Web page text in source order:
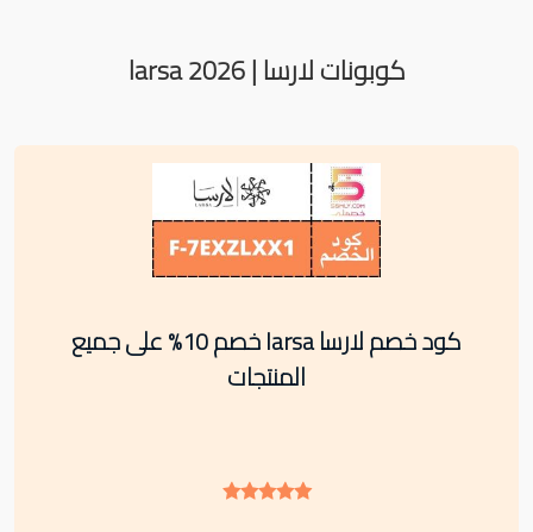
كوبونات لارسا | larsa 2026
كود خصم لارسا larsa خصم 10% على جميع
المنتجات